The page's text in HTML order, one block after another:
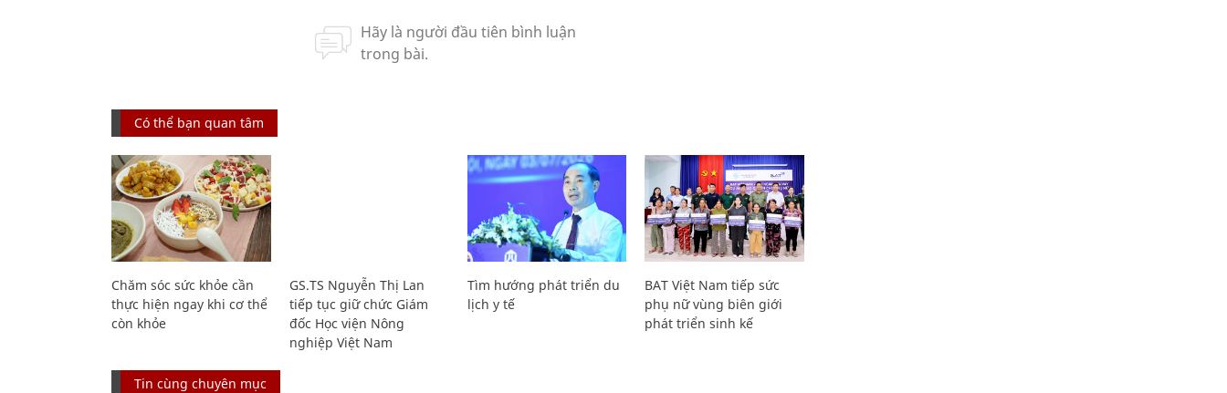
Có thể bạn quan tâm
Chăm sóc sức khỏe cần
thực hiện ngay khi cơ thể
còn khỏe
GS.TS Nguyễn Thị Lan
tiếp tục giữ chức Giám
đốc Học viện Nông
nghiệp Việt Nam
Tìm hướng phát triển du
lịch y tế
BAT Việt Nam tiếp sức
phụ nữ vùng biên giới
phát triển sinh kế
Tin cùng chuyên mục